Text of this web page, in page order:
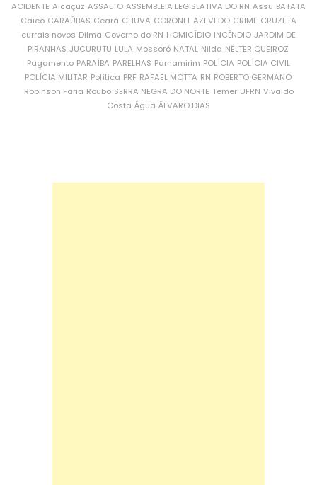
ACIDENTE Alcaçuz ASSALTO ASSEMBLEIA LEGISLATIVA DO RN Assu BATATA
Caicó CARAÚBAS Ceará CHUVA CORONEL AZEVEDO CRIME CRUZETA
currais novos Dilma Governo do RN HOMICÍDIO INCÊNDIO JARDIM DE
PIRANHAS JUCURUTU LULA Mossoró NATAL Nilda NÉLTER QUEIROZ
Pagamento PARAÍBA PARELHAS Parnamirim POLÍCIA POLÍCIA CIVIL
POLÍCIA MILITAR Política PRF RAFAEL MOTTA RN ROBERTO GERMANO
Robinson Faria Roubo SERRA NEGRA DO NORTE Temer UFRN Vivaldo
Costa Água ÁLVARO DIAS